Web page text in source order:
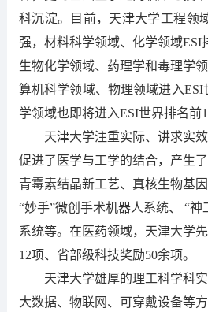
科沉淀。目前，天津大学工程领
强，材料科学领域、化学领域
生物化学领域、药理学和毒理学
算机科学领域、物理领域进入ESI
学领域也即将进入ESI世界排名前
天津大学注重实际、讲求实
促进了医学与工学的结合，产生
青霉素结晶新工艺、真核生物基
“妙手”微创手术机器人系统、 “神
系统等。在医药领域，天津大学
12项、省部级科技奖励50余项。
天津大学雄厚的理工科学科
大数据、物联网、可穿戴设备等